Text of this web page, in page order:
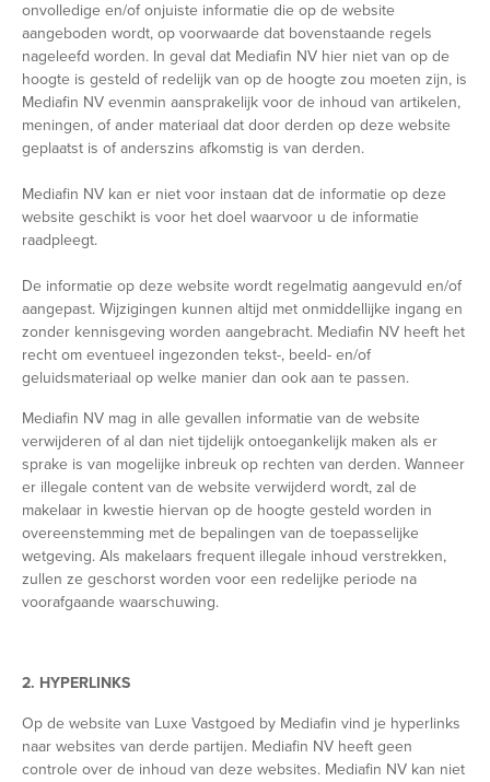
onvolledige en/of onjuiste informatie die op de website
aangeboden wordt, op voorwaarde dat bovenstaande regels
nageleefd worden. In geval dat Mediafin NV hier niet van op de
hoogte is gesteld of redelijk van op de hoogte zou moeten zijn, is
Mediafin NV evenmin aansprakelijk voor de inhoud van artikelen,
meningen, of ander materiaal dat door derden op deze website
geplaatst is of anderszins afkomstig is van derden.
Mediafin NV kan er niet voor instaan dat de informatie op deze
website geschikt is voor het doel waarvoor u de informatie
raadpleegt.
De informatie op deze website wordt regelmatig aangevuld en/of
aangepast. Wijzigingen kunnen altijd met onmiddellijke ingang en
zonder kennisgeving worden aangebracht. Mediafin NV heeft het
recht om eventueel ingezonden tekst-, beeld- en/of
geluidsmateriaal op welke manier dan ook aan te passen.
Mediafin NV mag in alle gevallen informatie van de website
verwijderen of al dan niet tijdelijk ontoegankelijk maken als er
sprake is van mogelijke inbreuk op rechten van derden. Wanneer
er illegale content van de website verwijderd wordt, zal de
makelaar in kwestie hiervan op de hoogte gesteld worden in
overeenstemming met de bepalingen van de toepasselijke
wetgeving. Als makelaars frequent illegale inhoud verstrekken,
zullen ze geschorst worden voor een redelijke periode na
voorafgaande waarschuwing.
2. HYPERLINKS
Op de website van Luxe Vastgoed by Mediafin vind je hyperlinks
naar websites van derde partijen. Mediafin NV heeft geen
controle over de inhoud van deze websites. Mediafin NV kan niet